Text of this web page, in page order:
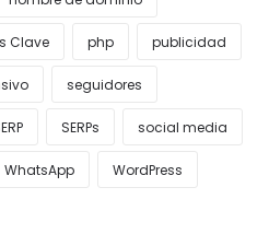
Clave php publicidad
seguidores
SERPs social media
WhatsApp WordPress